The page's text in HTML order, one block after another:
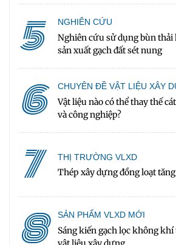
5 NGHIÊN CỨU
Nghiên cứu sử dụng bùn thải
sản xuất gạch đất sét nung
6 CHUYÊN ĐỀ VẬT LIỆU XÂY
Vật liệu nào có thể thay thế
và công nghiệp?
7 THỊ TRƯỜNG VLXD
Thép xây dựng đồng loạt
8 SẢN PHẨM VLXD MỚI
Sáng kiến gạch lọc không